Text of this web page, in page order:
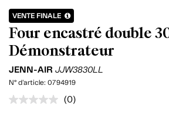
VENTE FINALE
Four encastré double
Démonstrateur
JENN-AIR JJW3830LL
N° d'article: 0794919
Aucune
(0)